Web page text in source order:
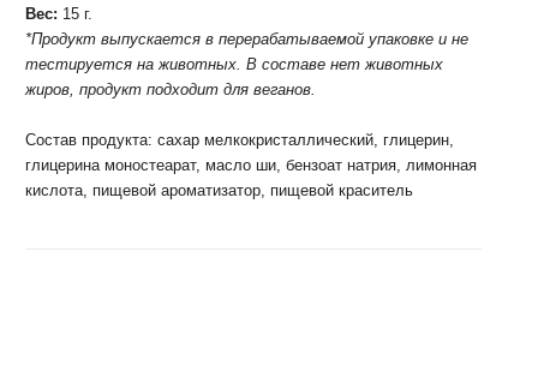
Вес: 15 г.
*Продукт выпускается в перерабатываемой упаковке и не
тестируется на животных. В составе нет животных
жиров, продукт подходит для веганов.
Состав продукта: сахар мелкокристаллический, глицерин,
глицерина моностеарат, масло ши, бензоат натрия, лимонная
кислота, пищевой ароматизатор, пищевой краситель